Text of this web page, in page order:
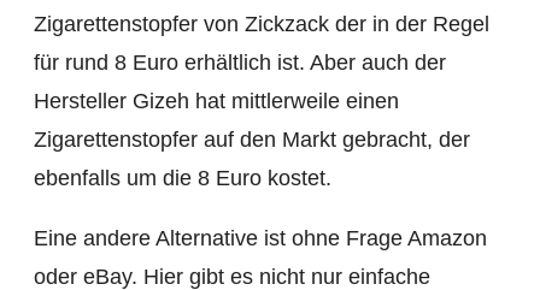
Zigarettenstopfer von Zickzack der in der Regel
für rund 8 Euro erhältlich ist. Aber auch der
Hersteller Gizeh hat mittlerweile einen
Zigarettenstopfer auf den Markt gebracht, der
ebenfalls um die 8 Euro kostet.
Eine andere Alternative ist ohne Frage Amazon
oder eBay. Hier gibt es nicht nur einfache